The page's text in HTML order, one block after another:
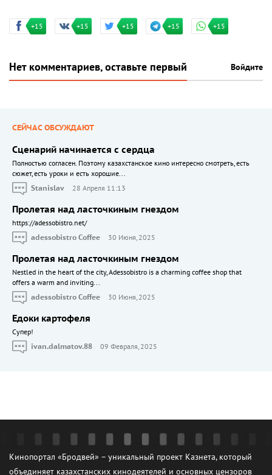
+15 +15 +15 +15 +15
Нет комментариев, оставьте первый Войдите
СЕЙЧАС ОБСУЖДАЮТ
Сценарий начинается с сердца
Полностью согласен. Поэтому казахстанское кино интересно смотреть, есть
сюжет, есть уроки и есть хорошие...
Stanislav
28 Апреля 11:13
Пролетая над ласточкиным гнездом
https://adessobistro.net/
adessobistro Coffee
30 Июня, 2025
Пролетая над ласточкиным гнездом
Nestled in the heart of the city, Adessobistro is a charming coffee shop that
offers a warm and inviting...
adessobistro Coffee
30 Июня, 2025
Едоки картофеля
Cупер!
ivan.dalmatov.88
09 Февраля, 2025
Кинопортал «Бродвей» – уникальный проект Казнета, который
объединяет казахстанских кинодеятелей и основных цензоров